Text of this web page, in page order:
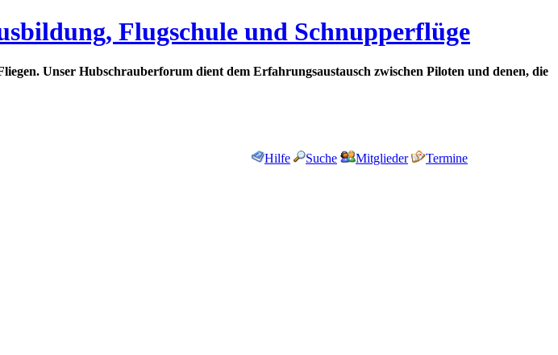
Flugschule und Schnupperflüge
Unser Hubschrauberforum dient dem Erfahrungsaustausch zwischen Piloten und denen, die
Hilfe Suche Mitglieder Termine